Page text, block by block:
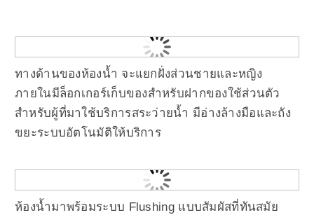
ทางด้านของห้องน้ำ จะแยกฝั่งส่วนชายและหญิง
ภายในมีล็อกเกอร์เก็บของสำหรับฝากของใช้ส่วนตัว
สำหรับผู้ที่มาใช้บริการสระว่ายน้ำ มีอ่างล้างมือและถัง
ขยะระบบอัตโนมัติให้บริการ
ห้องน้ำมาพร้อมระบบ Flushing แบบสัมผัสที่ทันสมัย